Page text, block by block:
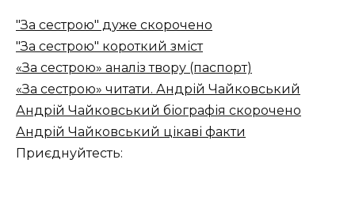
"За сестрою" дуже скорочено
"За сестрою" короткий зміст
«За сестрою» аналіз твору (паспорт)
«За сестрою» читати. Андрій Чайковський
Андрій Чайковський біографія скорочено
Андрій Чайковський цікаві факти
Приєднуйтесть: